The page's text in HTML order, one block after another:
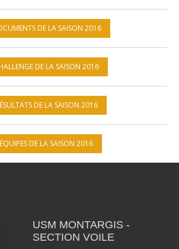
DE LA SAISON 2016
DE LA SAISON 2016
DE LA SAISON 2016
ÉQUIPES DE LA SAISON 2016
USM MONTARGIS -
SECTION VOILE